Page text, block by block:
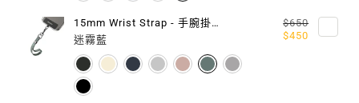
15mm Wrist Strap - 手腕掛繩 / 掛繩片組
迷霧藍
$650
$450